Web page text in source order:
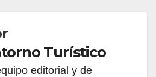
Turístico
editorial y de